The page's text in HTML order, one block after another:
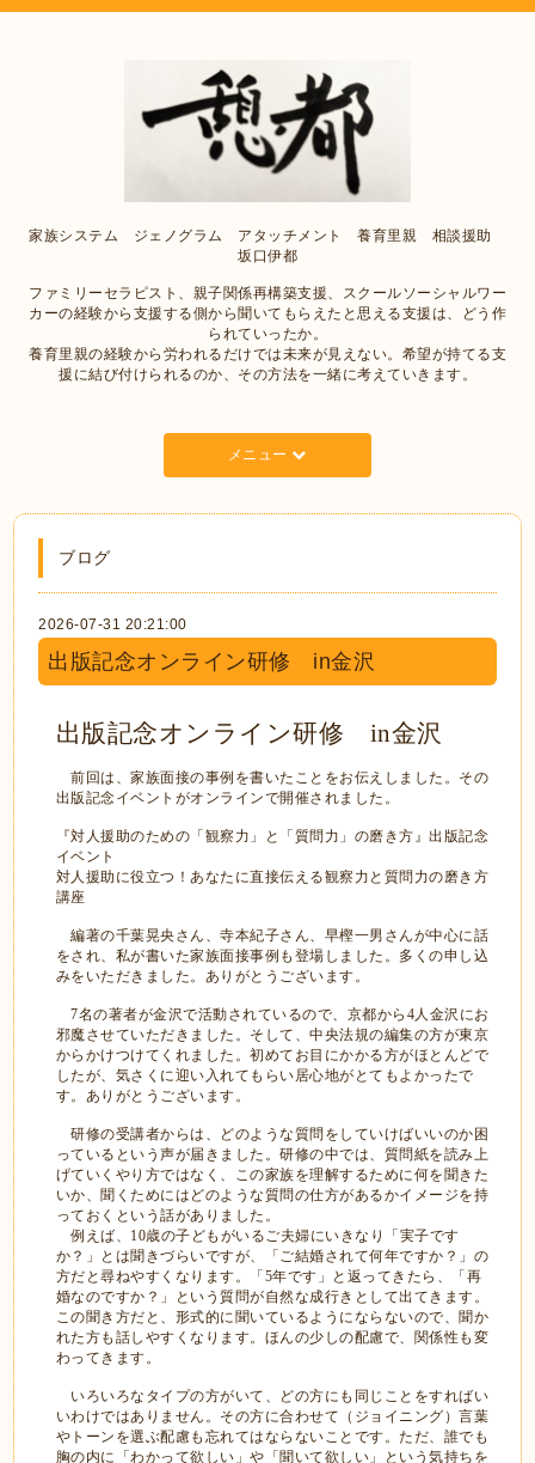
家族システム ジェノグラム アタッチメント 養育里親 相談援助
坂口伊都
ファミリーセラピスト、親子関係再構築支援、スクールソーシャルワー
カーの経験から支援する側から聞いてもらえたと思える支援は、どう作
られていったか。
養育里親の経験から労われるだけでは未来が見えない。希望が持てる支
援に結び付けられるのか、その方法を一緒に考えていきます。
メニュー
ブログ
2026-07-31 20:21:00
出版記念オンライン研修 in金沢
出版記念オンライン研修 in金沢
前回は、家族面接の事例を書いたことをお伝えしました。その
出版記念イベントがオンラインで開催されました。
『対人援助のための「観察力」と「質問力」の磨き方』出版記念
イベント
対人援助に役立つ！あなたに直接伝える観察力と質問力の磨き方
講座
編著の千葉晃央さん、寺本紀子さん、早樫一男さんが中心に話
をされ、私が書いた家族面接事例も登場しました。多くの申し込
みをいただきました。ありがとうございます。
7名の著者が金沢で活動されているので、京都から 4人金沢にお
邪魔させていただきました。そして、中央法規の編集の方が東京
からかけつけてくれました。初めてお目にかかる方がほとんどで
したが、気さくに迎い入れてもらい居心地がとてもよかったで
す。ありがとうございます。
研修の受講者からは、どのような質問をしていけばいいのか困
っているという声が届きました。研修の中では、質問紙を読み上
げていくやり方ではなく、この家族を理解するために何を聞きた
いか、聞くためにはどのような質問の仕方があるかイメージを持
っておくという話がありました。
例えば、 10歳の子どもがいるご夫婦にいきなり「実子です
か？」とは聞きづらいですが、「ご結婚されて何年ですか？」の
方だと尋ねやすくなります。「 5年です」と返ってきたら、「再
婚なのですか？」という質問が自然な成行きとして出てきます。
この聞き方だと、形式的に聞いているようにならないので、聞か
れた方も話しやすくなります。ほんの少しの配慮で、関係性も変
わってきます。
いろいろなタイプの方がいて、どの方にも同じことをすればい
いわけではありません。その方に合わせて（ジョイニング）言葉
やトーンを選ぶ配慮も忘れてはならないことです。ただ、誰でも
胸の内に「わかって欲しい」や「聞いて欲しい」という気持ちを